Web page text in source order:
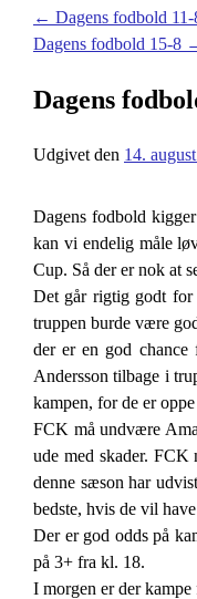
← Dagens fodbold 11-
Dagens fodbold 15-8
Dagens
Udgivet den 14.
Dagens fodbold
kan vi endelig måle
Cup. Så der er nok at
Det går rigtig godt for
truppen burde være
der er en god
Andersson tilbage i
kampen, for de er
FCK må undvære
ude med skader.
denne sæson har
bedste, hvis de vil
Der er god odds på
på 3+ fra kl. 18.
I morgen er der